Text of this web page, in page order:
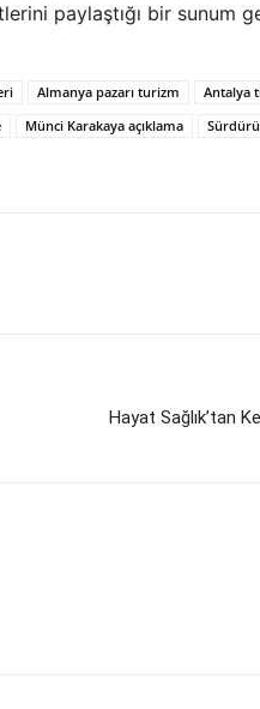
paylaştığı bir sunum
Almanya pazarı turizm
Antalya
Münci Karakaya açıklama
Hayat Sağlık’tan